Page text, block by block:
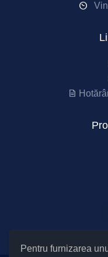
Pentru furnizarea